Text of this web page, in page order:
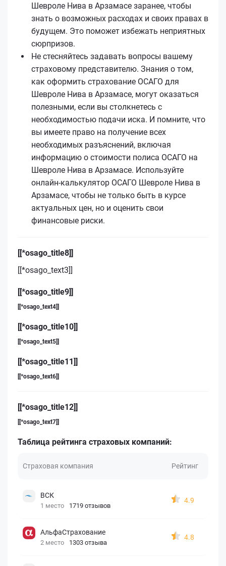
Шевроле Нива в Арзамасе заранее, чтобы
знать о возможных расходах и своих правах в
будущем. Это поможет избежать неприятных
сюрпризов.
Не стесняйтесь задавать вопросы вашему
страховому представителю. Знания о том,
как оформить страхование ОСАГО для
Шевроле Нива в Арзамасе, могут оказаться
полезными, если вы столкнетесь с
необходимостью подачи иска. И помните, что
вы имеете право на получение всех
необходимых разъяснений, включая
информацию о стоимости полиса ОСАГО на
Шевроле Нива в Арзамасе. Используйте
онлайн-калькулятор ОСАГО Шевроле Нива в
Арзамасе, чтобы не только быть в курсе
актуальных цен, но и оценить свои
финансовые риски.
[[*osago_title8]]
[[*osago_text3]]
[[*osago_title9]]
[[*osago_text4]]
[[*osago_title10]]
[[*osago_text5]]
[[*osago_title11]]
[[*osago_text6]]
[[*osago_title12]]
[[*osago_text7]]
Таблица рейтинга страховых компаний:
Страховая компания Рейтинг
ВСК
1 место 1719 отзывов
4.9
АльфаСтрахование
2 место 1303 отзыва
4.8